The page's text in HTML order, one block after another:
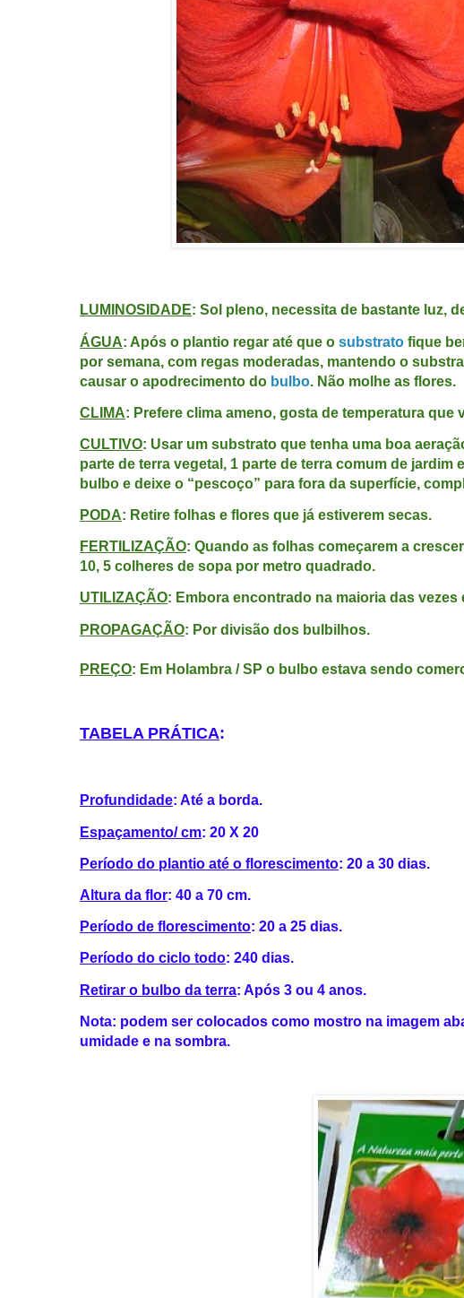
LUMINOSIDADE: Sol pleno, necessita de bastante luz,
ÁGUA: Após o plantio regar até que o substrato fique
por semana, com regas moderadas, mantendo o
causar o apodrecimento do bulbo. Não molhe as flores.
CLIMA: Prefere clima ameno, gosta de temperatura que
CULTIVO: Usar um substrato que tenha uma boa
parte de terra vegetal, 1 parte de terra comum de
bulbo e deixe o “pescoço” para fora da superfície,
PODA: Retire folhas e flores que já estiverem secas.
FERTILIZAÇÃO: Quando as folhas começarem a
10, 5 colheres de sopa por metro quadrado.
UTILIZAÇÃO: Embora encontrado na maioria das
PROPAGAÇÃO: Por divisão dos bulbilhos.
PREÇO: Em Holambra / SP o bulbo estava sendo
TABELA PRÁTICA:
Profundidade: Até a borda.
Espaçamento/ cm: 20 X 20
Período do plantio até o florescimento: 20 a 30 dias.
Altura da flor: 40 a 70 cm.
Período de florescimento: 20 a 25 dias.
Período do ciclo todo: 240 dias.
Retirar o bulbo da terra: Após 3 ou 4 anos.
Nota: podem ser colocados como mostro na imagem
umidade e na sombra.